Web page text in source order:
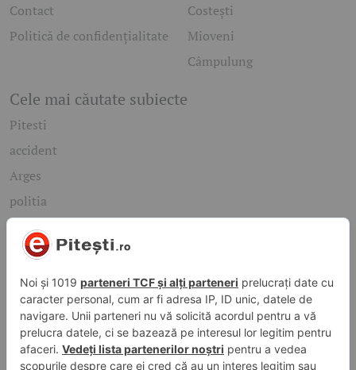
Contact
Politică de confidențialitate
Costești
Mioveni
Câmpulung
Cele mai căutate subiecte
Pitesti
accident
Arges
politia
mioveni
Caută rapid știrile care te interesează
Găsește cele mai recente știri, evenimente și subiecte de
interes din orașul tău. Introdu un cuvânt-cheie și descoperă
informațiile de care ai nevoie!